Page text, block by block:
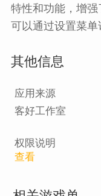
特性和功能，增
可以通过设置菜
其他信息
应用来源
客好工作室
权限说明
查看